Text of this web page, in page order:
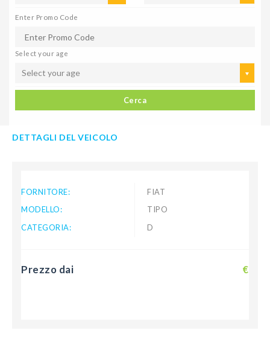
Enter Promo Code
Select your age
Select your age
Cerca
DETTAGLI DEL VEICOLO
FORNITORE:
FIAT
MODELLO:
TIPO
CATEGORIA:
D
Prezzo dai €